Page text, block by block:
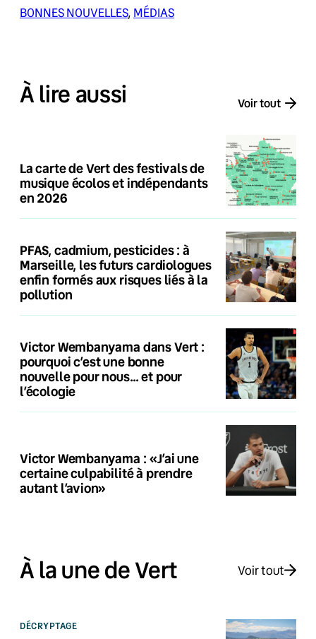
BONNES NOUVELLES, MÉDIAS
À lire aussi Voir tout
La carte de Vert des festivals de
musique écolos et indépendants
en 2026
PFAS, cadmium, pesticides : à
Marseille, les futurs cardiologues
enfin formés aux risques liés à la
pollution
Victor Wembanyama dans Vert :
pourquoi c’est une bonne
nouvelle pour nous… et pour
l’écologie
Victor Wembanyama : «J’ai une
certaine culpabilité à prendre
autant l’avion»
À la une de Vert Voir tout
DÉCRYPTAGE